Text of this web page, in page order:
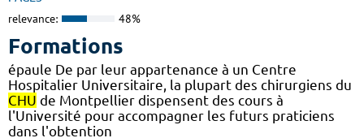
relevance: 48%
Formations
épaule De par leur appartenance à un Centre
Hospitalier Universitaire, la plupart des chirurgiens du
CHU de Montpellier dispensent des cours à
l'Université pour accompagner les futurs praticiens
dans l'obtention